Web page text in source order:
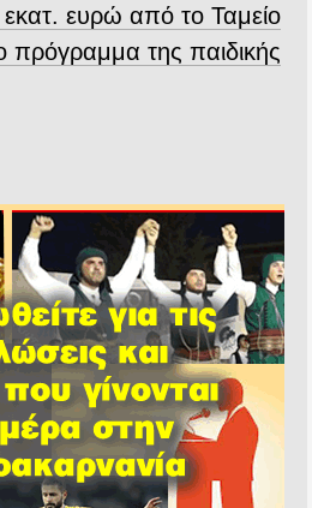
ευρώ από το Ταμείο
πρόγραμμα της παιδικής